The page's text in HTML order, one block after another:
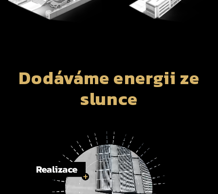
Dodáváme energii ze
slunce